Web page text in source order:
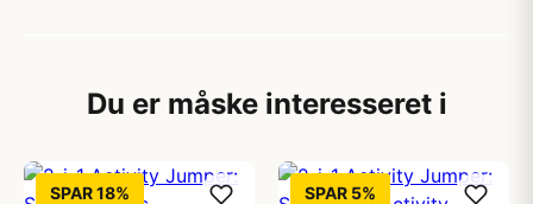
Du er måske interesseret i
SPAR 18% SPAR 5%